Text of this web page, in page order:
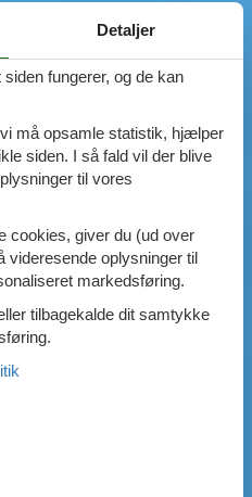
Detaljer
fungerer, og de kan
må opsamle statistik, hjælper
siden. I så fald vil der blive
til vores
cookies, giver du (ud over
videresende oplysninger til
markedsføring.
tilbagekalde dit samtykke